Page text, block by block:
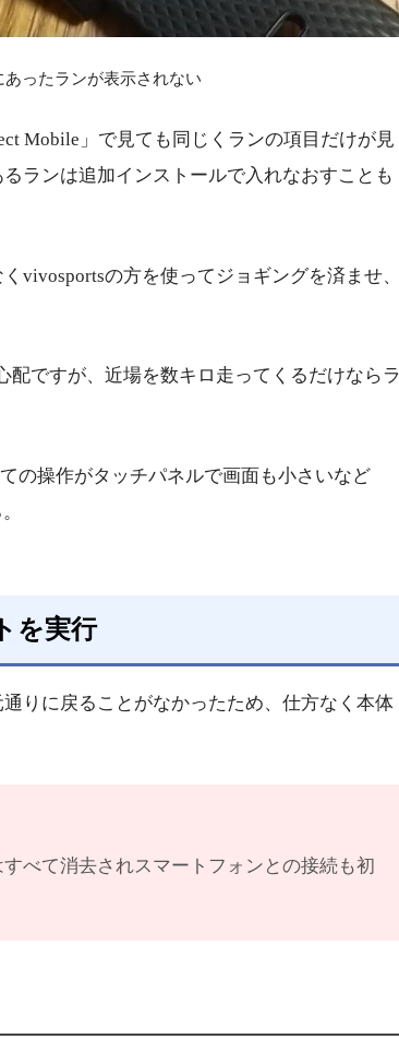
ったランが表示されない
Mobile」で見ても同じくランの項目だけが見
ランは追加インストールで入れなおすことも
vivosportsの方を使ってジョギングを済ませ、
ですが、近場を数キロ走ってくるだけならラ
の操作がタッチパネルで画面も小さいなど
を実行
りに戻ることがなかったため、仕方なく本体
べて消去されスマートフォンとの接続も初